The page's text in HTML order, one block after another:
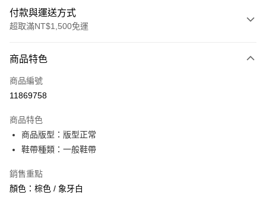
付款與運送方式
超取滿NT$1,500免運
信用卡一次付款
信用卡分期付款
合作金庫商業銀行
華南商業銀行
上海商業儲蓄銀行
臺灣中小企業銀行
匯豐（台灣）商業銀行
超商取貨付款
LINE Pay
Apple Pay
街口支付
商品特色
商品編號
11869758
商品特色
商品版型：版型正常
鞋帶種類：一般鞋帶
銷售重點
顏色：棕色 / 象牙白